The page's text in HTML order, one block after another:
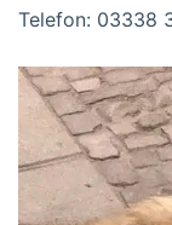
Telefon: 03338